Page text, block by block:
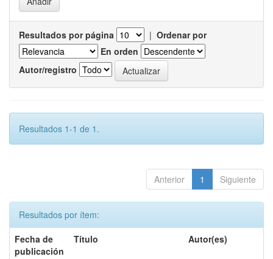
Resultados por página | Ordenar por
En orden
Autor/registro
Resultados 1-1 de 1.
Anterior 1 Siguiente
Resultados por ítem:
Fecha de
publicación
Título Autor(es)